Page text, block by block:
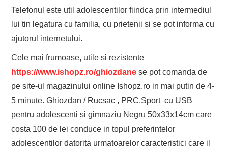
Telefonul este util adolescentilor fiindca prin intermediul
lui tin legatura cu familia, cu prietenii si se pot informa cu
ajutorul internetului.
Cele mai frumoase, utile si rezistente
https://www.ishopz.ro/ghiozdane se pot comanda de
pe site-ul magazinului online Ishopz.ro in mai putin de 4-
5 minute. Ghiozdan / Rucsac , PRC,Sport cu USB
pentru adolescenti si gimnaziu Negru 50x33x14cm care
costa 100 de lei conduce in topul preferintelor
adolescentilor datorita urmatoarelor caracteristici care il